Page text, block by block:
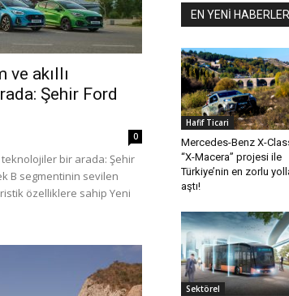
ve akıllı
Şehir Ford
0
teknolojiler bir arada: Şehir
B segmentinin sevilen
özelliklere sahip Yeni
EN YENİ HABERLER
Hafif Ticari
Mercedes-Benz X-
“X-Macera” projesi ile
Türkiye’nin en zorlu
aştı!
Sektörel